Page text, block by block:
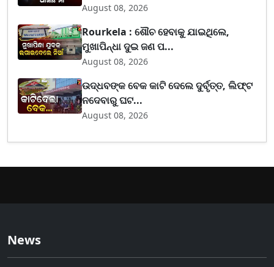
August 08, 2026
Rourkela : ଶୌଚ ହେବାକୁ ଯାଇଥିଲେ,
ମୁଖାପିନ୍ଧା ଦୁଇ ଜଣ ପ...
August 08, 2026
ଉଦ୍ଧବଙ୍କ ବେକ କାଟି ଦେଲେ ଦୁର୍ବୃତ୍ତ, ଲିଫ୍ଟ
ନଦେବାରୁ ଘଟ...
August 08, 2026
News